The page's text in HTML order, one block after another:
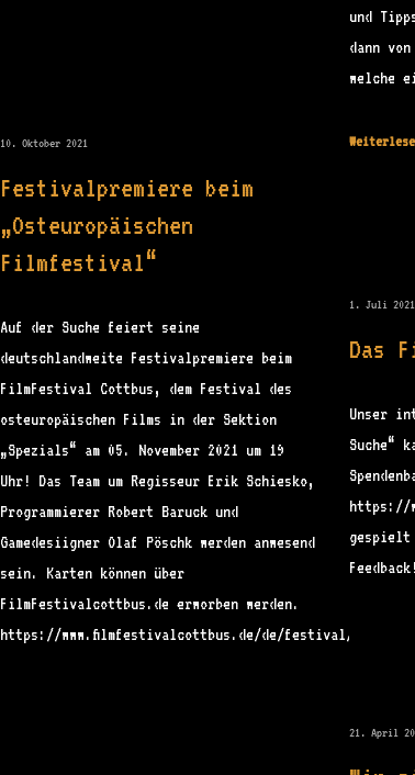
und
dann
welche
10. Oktober 2021
Festivalpremiere beim
„Osteuropäischen
Filmfestival“
Auf der Suche feiert seine
deutschlandweite Festivalpremiere beim
FilmFestival Cottbus, dem Festival des
osteuropäischen Films in der Sektion
„Spezials“ am 05. November 2021 um 19
Uhr! Das Team um Regisseur Erik Schiesko,
Programmierer Robert Baruck und
Gamedesiigner Olaf Pöschk werden anwesend
sein. Karten können über
FilmFestivalcottbus.de erworben werden.
https://www.filmfestivalcottbus.de/de/festival/
1. Juli 2021
Das
Unser
Suche“
https://
gespielt
Feedback!
21. April